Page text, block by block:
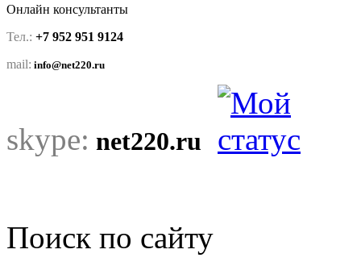
Онлайн консультанты
Тел.: +7 952 951 9124
mail: info@net220.ru
skype: net220.ru
Поиск по сайту